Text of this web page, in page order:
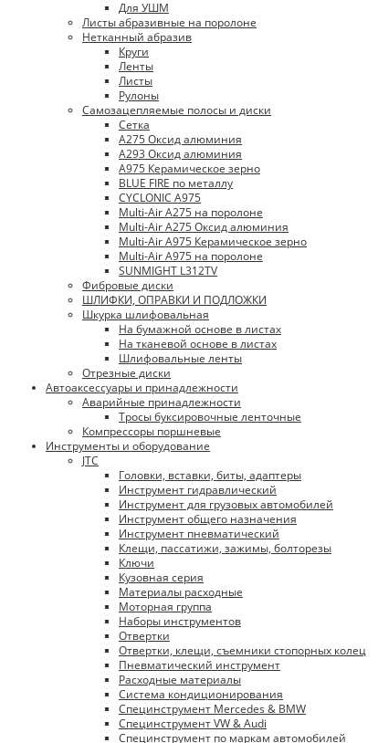
Для УШМ
Листы абразивные на поролоне
Нетканный абразив
Круги
Ленты
Листы
Рулоны
Самозацепляемые полосы и диски
Сетка
A275 Оксид алюминия
A293 Оксид алюминия
A975 Керамическое зерно
BLUE FIRE по металлу
CYCLONIC A975
Multi-Air A275 на поролоне
Multi-Air A275 Оксид алюминия
Multi-Air A975 Керамическое зерно
Multi-Air A975 на поролоне
SUNMIGHT L312TV
Фибровые диски
ШЛИФКИ, ОПРАВКИ И ПОДЛОЖКИ
Шкурка шлифовальная
На бумажной основе в листах
На тканевой основе в листах
Шлифовальные ленты
Отрезные диски
Автоаксессуары и принадлежности
Аварийные принадлежности
Тросы буксировочные ленточные
Компрессоры поршневые
Инструменты и оборудование
JTC
Головки, вставки, биты, адаптеры
Инструмент гидравлический
Инструмент для грузовых автомобилей
Инструмент общего назначения
Инструмент пневматический
Клещи, пассатижи, зажимы, болторезы
Ключи
Кузовная серия
Материалы расходные
Моторная группа
Наборы инструментов
Отвертки
Отвертки, клещи, съемники стопорных колец
Пневматический инструмент
Расходные материалы
Система кондиционирования
Специнструмент Mercedes & BMW
Специнструмент VW & Audi
Специнструмент по маркам автомобилей